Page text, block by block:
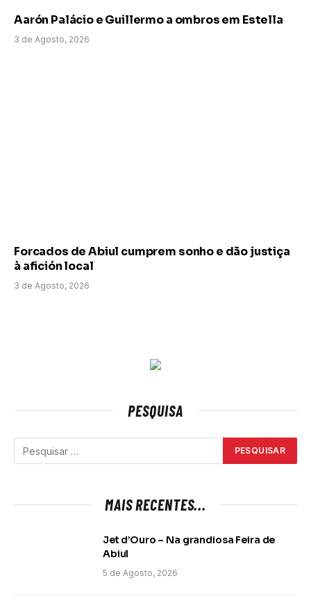
Aarón Palácio e Guillermo a ombros em Estella
3 de Agosto, 2026
Forcados de Abiul cumprem sonho e dão justiça
à afición local
3 de Agosto, 2026
PESQUISA
MAIS RECENTES...
Jet d’Ouro – Na grandiosa Feira de
Abiul
5 de Agosto, 2026